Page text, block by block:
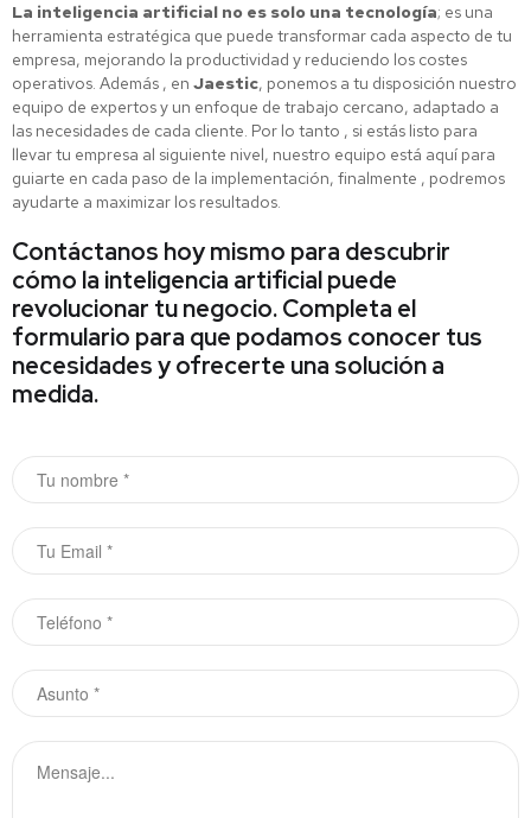
La inteligencia artificial no es solo una tecnología; es una
herramienta estratégica que puede transformar cada aspecto de tu
empresa, mejorando la productividad y reduciendo los costes
operativos. Además , en Jaestic, ponemos a tu disposición nuestro
equipo de expertos y un enfoque de trabajo cercano, adaptado a
las necesidades de cada cliente. Por lo tanto , si estás listo para
llevar tu empresa al siguiente nivel, nuestro equipo está aquí para
guiarte en cada paso de la implementación, finalmente , podremos
ayudarte a maximizar los resultados.
Contáctanos hoy mismo para descubrir
cómo la inteligencia artificial puede
revolucionar tu negocio. Completa el
formulario para que podamos conocer tus
necesidades y ofrecerte una solución a
medida.